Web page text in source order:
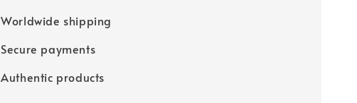
Worldwide shipping
Secure payments
Authentic products